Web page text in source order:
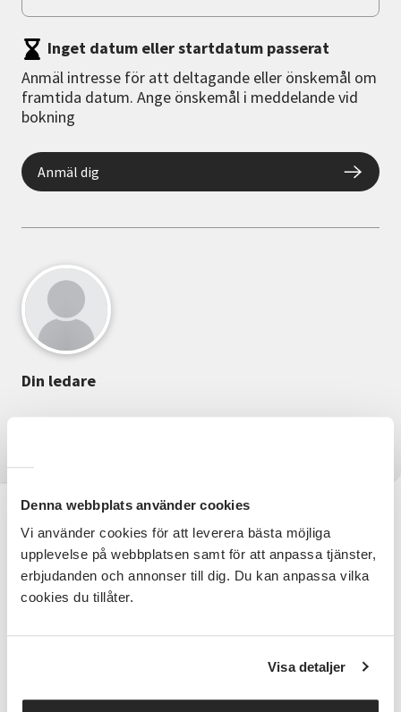
Denna webbplats använder cookies
Vi använder cookies för att leverera bästa möjliga
upplevelse på webbplatsen samt för att anpassa tjänster,
erbjudanden och annonser till dig. Du kan anpassa vilka
cookies du tillåter.
Visa detaljer
Information
Vi pratar och stickar tillsammans, välkommen att
vara med oss.
är du välkommen att vara med i denna kamratcirkel.
Du behöver inte vara duktig på handarbetet, det
viktiga är att vi lär tillsammans.
Inget datum eller startdatum passerat
Anmäl intresse för att deltagande eller önskemål om
framtida datum. Ange önskemål i meddelande vid
bokning
Anmäl dig
Din ledare